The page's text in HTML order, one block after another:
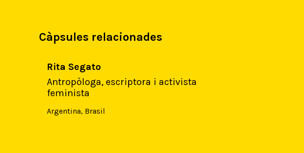
Càpsules relacionades
Rita Segato
Antropòloga, escriptora i activista
feminista
Argentina, Brasil